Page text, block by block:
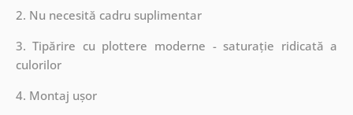
2. Nu necesită cadru suplimentar
3. Tipărire cu plottere moderne - saturație ridicată a
culorilor
4. Montaj ușor